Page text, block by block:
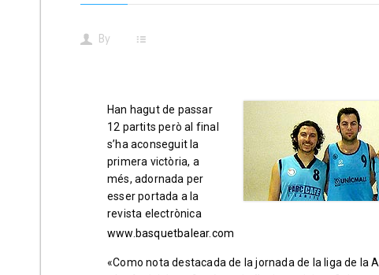
By
Han hagut de passar
12 partits però al final
s’ha aconseguit la
primera victòria, a
més, adornada per
esser portada a la
revista electrònica
www.basquetbalear.com
«Como nota destacada de la jornada de la liga de la